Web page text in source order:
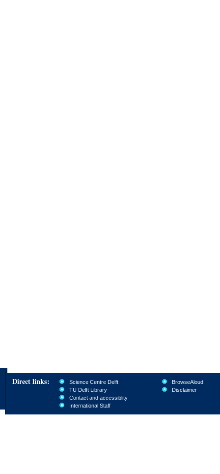
Direct links:
Science Centre Delft
TU Delft Library
Contact and accessiblity
International Staff
BrowseAloud
Disclaimer